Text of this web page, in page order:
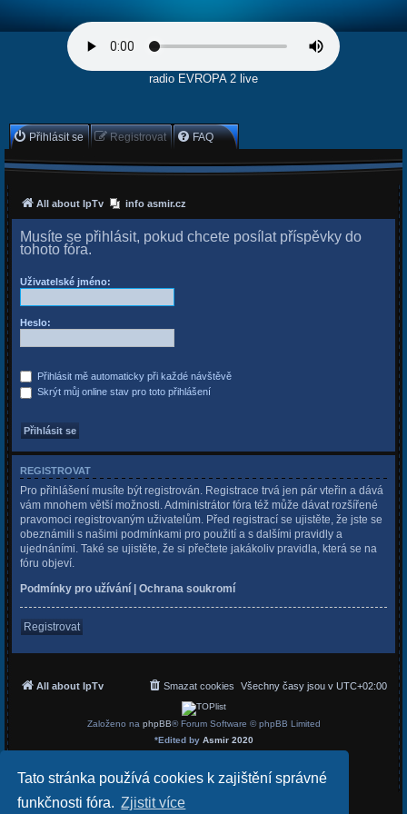
Tato stránka používá cookies k zajištění správné
funkčnosti fóra. Zjistit více
radio EVROPA 2 live
Přihlásit se Registrovat FAQ
All about IpTv info asmir.cz
Musíte se přihlásit, pokud chcete posílat příspěvky do
tohoto fóra.
Uživatelské jméno:
Heslo:
Přihlásit mě automaticky při každé návštěvě
Skrýt můj online stav pro toto přihlášení
REGISTROVAT
Pro přihlášení musíte být registrován. Registrace trvá jen pár vteřin a dává
vám mnohem větší možnosti. Administrátor fóra též může dávat rozšířené
pravomoci registrovaným uživatelům. Před registrací se ujistěte, že jste se
obeznámili s našimi podmínkami pro použití a s dalšími pravidly a
ujednáními. Také se ujistěte, že si přečtete jakákoliv pravidla, která se na
fóru objeví.
Podmínky pro užívání
Ochrana soukromí
Registrovat
All about IpTv Všechny časy jsou v UTC+02:00
Smazat cookies
Založeno na phpBB® Forum Software © phpBB Limited
*Edited by Asmir 2020
Soukromí| Podmínky